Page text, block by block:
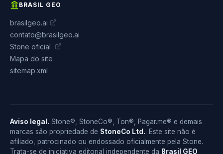
BRASIL GEO
brasilgeo.ai
contato@brasilgeo.ai
Stone oficial
Mapa do site
sitemap.xml
Aviso legal. Stone®, StoneCo®, Ton®, Pagar.me® e demais
marcas são propriedade de StoneCo Ltd.. Este site não é
afiliado, patrocinado ou endossado oficialmente pela Stone.
Trata-se de iniciativa editorial independente da Brasil GEO